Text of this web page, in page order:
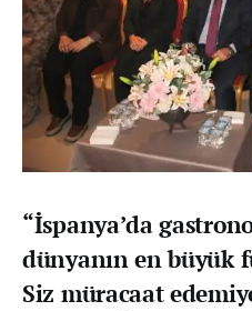
“İspanya’da
dünyanın en büyük
Siz müracaat